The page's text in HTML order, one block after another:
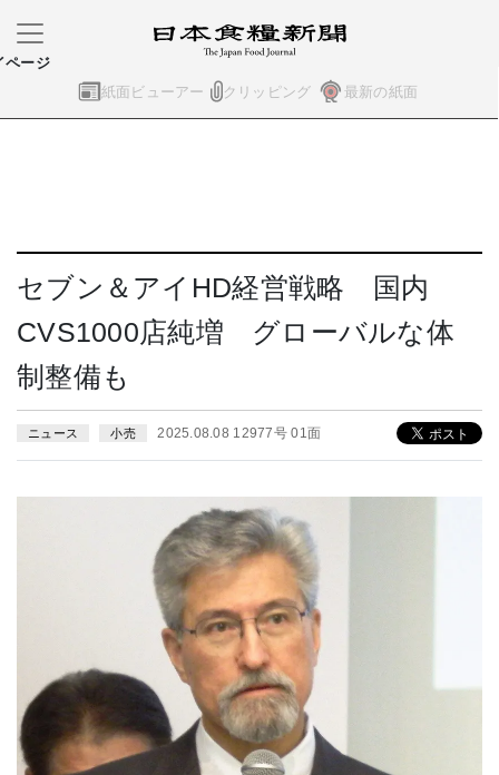
紙面ビューアー クリッピング 最新の紙面
ページ
セブン＆アイHD経営戦略 国内
CVS1000店純増 グローバルな体
制整備も
ニュース 小売 2025.08.08 12977号 01面